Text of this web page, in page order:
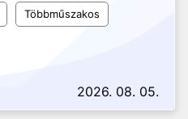
Többműszakos
2026. 08. 05.